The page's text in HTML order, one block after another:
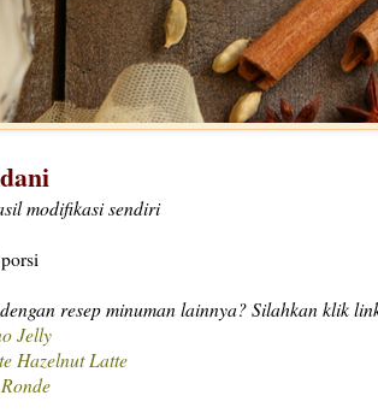
modifikasi sendiri
resep minuman lainnya? Silahkan klik
Jelly
Hazelnut Latte